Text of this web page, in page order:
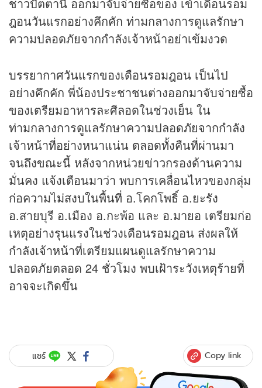
ฎอนวันแรกอย่างคึกคัก ท่ามกลางการดูแลรักษา
ความปลอดภัยจากกำลังเจ้าหน้าอย่าเข้มงวด
บรรยากาศวันแรกของเดือนรอมฎอน เป็นไป
อย่างคึกคัก พี่น้องประชาชนต่างออกมาจับจ่ายซื้อ
ของเตรียมอาหารละศีลอดในช่วงเย็น ใน
ท่ามกลางการดูแลรักษาความปลอดภัยจากกำลัง
เจ้าหน้าที่อย่างหนาแน่น ตลอดทั้งคืนที่ผ่านมา
จนถึงขณะนี้ หลังจากหน่วยข่าวกรองด้านความ
มั่นคง แจ้งเตือนมาว่า พบการเคลื่อนไหวของกลุ่ม
ก่อความไม่สงบในพื้นที่ อ.โคกโพธิ์ อ.ยะรัง
อ.สายบุรี อ.เมือง อ.กะพ้อ และ อ.มายอ เตรียมก่อ
เหตุอย่างรุนแรงในช่วงเดือนรอมฎอน ส่งผลให้
กำลังเจ้าหน้าที่เตรียมแผนดูแลรักษาความ
ปลอดภัยตลอด 24 ชั่วโมง พบเฝ้าระวังเหตุร้ายที่
อาจจะเกิดขึ้น
แชร์ Copy link